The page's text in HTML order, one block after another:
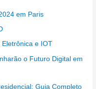
em Paris
e IOT
o Futuro Digital em
Guia Completo